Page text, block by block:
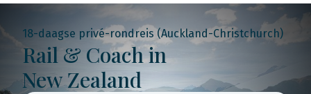
18-daagse privé-rondreis (Auckland-Christchurch)
Rail & Coach in
New Zealand